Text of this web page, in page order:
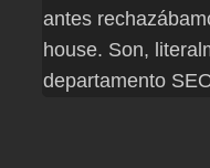
antes
house. Son,
departamento